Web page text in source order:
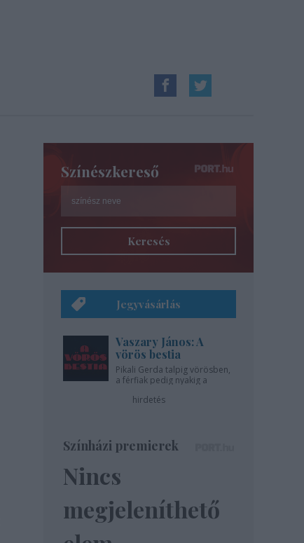
Színészkereső
Keresés
Jegyvásárlás
Vaszary János: A
vörös bestia
Pikali Gerda talpig vörösben,
a férfiak pedig nyakig a
hirdetés
Színházi premierek
Nincs
megjeleníthető